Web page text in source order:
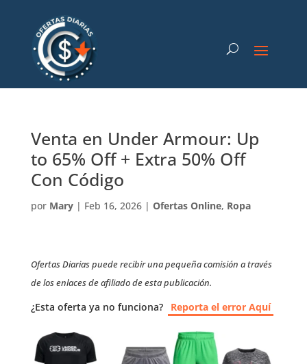
Venta en Under Armour: Up
to 65% Off + Extra 50% Off
Con Código
por Mary| Feb 16, 2026| Ofertas Online, Ropa
Ofertas Diarias puede recibir una pequeña comisión a través
de los enlaces de afiliado de esta publicación.
¿Esta oferta ya no funciona? Reporta el error Aquí